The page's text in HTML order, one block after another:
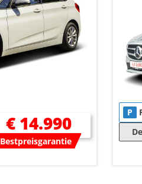
€ 14.990
Bestpreisgarantie
P